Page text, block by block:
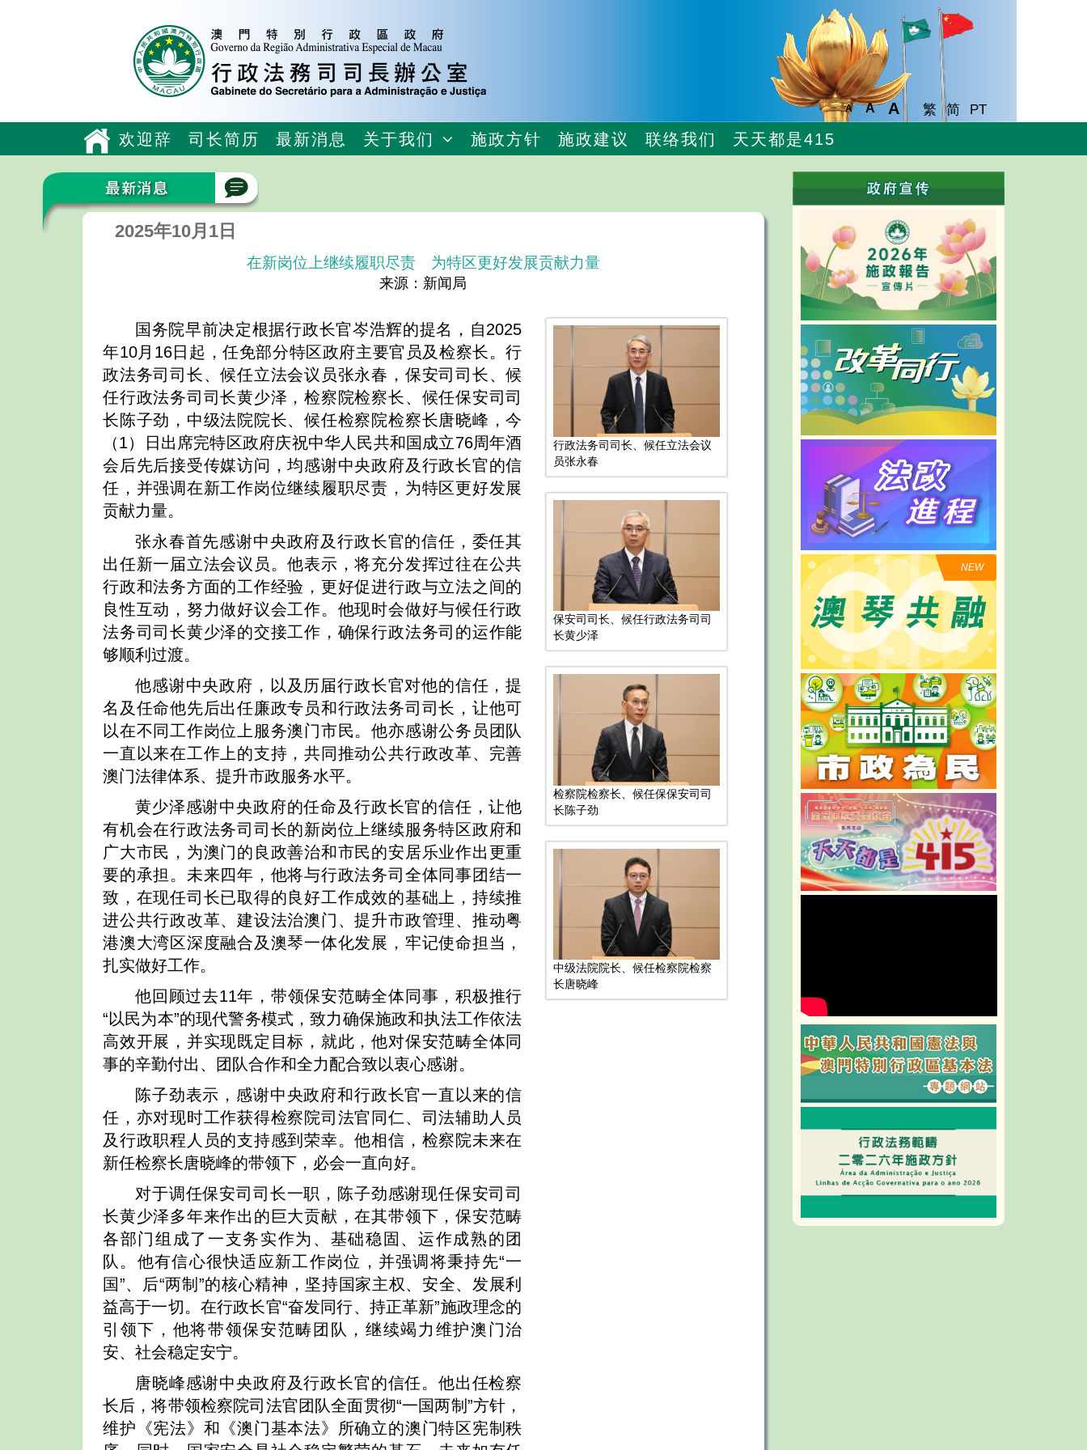
A A A 繁 简 PT
欢迎辞 司长简历 最新消息 关于我们 施政方针 施政建议 联络我们 天天都是415
2025年10月1日
在新岗位上继续履职尽责 为特区更好发展贡献力量
来源：新闻局
国务院早前决定根据行政长官岑浩辉的提名，自2025
年10月16日起，任免部分特区政府主要官员及检察长。行
政法务司司长、候任立法会议员张永春，保安司司长、候
任行政法务司司长黄少泽，检察院检察长、候任保安司司
长陈子劲，中级法院院长、候任检察院检察长唐晓峰，今
（1）日出席完特区政府庆祝中华人民共和国成立76周年酒
会后先后接受传媒访问，均感谢中央政府及行政长官的信
任，并强调在新工作岗位继续履职尽责，为特区更好发展
贡献力量。
张永春首先感谢中央政府及行政长官的信任，委任其
出任新一届立法会议员。他表示，将充分发挥过往在公共
行政和法务方面的工作经验，更好促进行政与立法之间的
良性互动，努力做好议会工作。他现时会做好与候任行政
法务司司长黄少泽的交接工作，确保行政法务司的运作能
够顺利过渡。
他感谢中央政府，以及历届行政长官对他的信任，提
名及任命他先后出任廉政专员和行政法务司司长，让他可
以在不同工作岗位上服务澳门市民。他亦感谢公务员团队
一直以来在工作上的支持，共同推动公共行政改革、完善
澳门法律体系、提升市政服务水平。
黄少泽感谢中央政府的任命及行政长官的信任，让他
有机会在行政法务司司长的新岗位上继续服务特区政府和
广大市民，为澳门的良政善治和市民的安居乐业作出更重
要的承担。未来四年，他将与行政法务司全体同事团结一
致，在现任司长已取得的良好工作成效的基础上，持续推
进公共行政改革、建设法治澳门、提升市政管理、推动粤
港澳大湾区深度融合及澳琴一体化发展，牢记使命担当，
扎实做好工作。
他回顾过去11年，带领保安范畴全体同事，积极推行
“以民为本”的现代警务模式，致力确保施政和执法工作依法
高效开展，并实现既定目标，就此，他对保安范畴全体同
事的辛勤付出、团队合作和全力配合致以衷心感谢。
陈子劲表示，感谢中央政府和行政长官一直以来的信
任，亦对现时工作获得检察院司法官同仁、司法辅助人员
及行政职程人员的支持感到荣幸。他相信，检察院未来在
新任检察长唐晓峰的带领下，必会一直向好。
对于调任保安司司长一职，陈子劲感谢现任保安司司
长黄少泽多年来作出的巨大贡献，在其带领下，保安范畴
各部门组成了一支务实作为、基础稳固、运作成熟的团
队。他有信心很快适应新工作岗位，并强调将秉持先“一
国”、后“两制”的核心精神，坚持国家主权、安全、发展利
益高于一切。在行政长官“奋发同行、持正革新”施政理念的
引领下，他将带领保安范畴团队，继续竭力维护澳门治
安、社会稳定安宁。
唐晓峰感谢中央政府及行政长官的信任。他出任检察
长后，将带领检察院司法官团队全面贯彻“一国两制”方针，
维护《宪法》和《澳门基本法》所确立的澳门特区宪制秩
行政法务司司长、候任立法会议
员张永春
保安司司长、候任行政法务司司
长黄少泽
检察院检察长、候任保保安司司
长陈子劲
中级法院院长、候任检察院检察
长唐晓峰